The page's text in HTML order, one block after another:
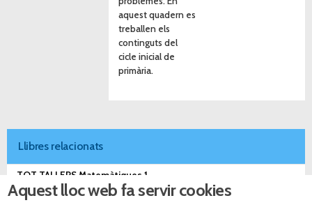
aquest quadern es
treballen els
continguts del
cicle inicial de
primària.
Llibres relacionats
TOT TALLERS Matemàtiques 1
TOT TALLERS Matemàtiques 2
Aquest lloc web fa servir cookies